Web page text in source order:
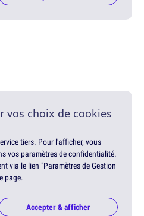
vos choix de cookies
tiers. Pour l'afficher, vous
vos paramètres de confidentialité.
via le lien "Paramètres de Gestion
page.
Accepter & afficher